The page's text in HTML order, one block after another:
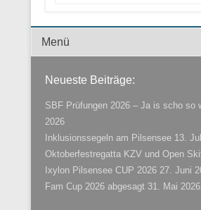
Menü der Fußzeile
Neueste Beiträge:
SBF Prüfungen 2026 – Ja is scho so
2026
Inklusionssegeln am Pilsensee 13.
Oktoberfestregatta KZV und Open
Ixylon Pilsensee CUP 2026 27. Juni
Fam Cup 2026 abgesagt 31. Mai 2026